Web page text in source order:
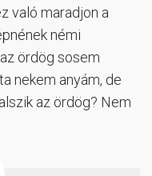
való maradjon a
némi
ördög sosem
nekem anyám, de
az ördög? Nem